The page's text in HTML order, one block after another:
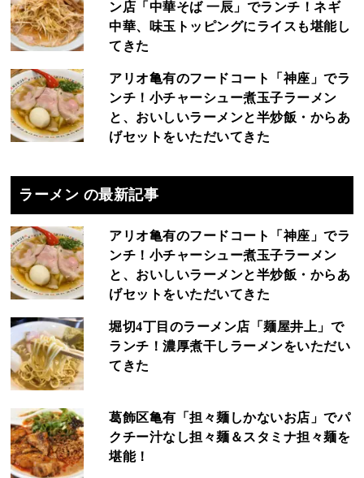
ン店「中華そば 一辰」でランチ！ネギ
中華、味玉トッピングにライスも堪能し
てきた
アリオ亀有のフードコート「神座」でラ
ンチ！小チャーシュー煮玉子ラーメン
と、おいしいラーメンと半炒飯・からあ
げセットをいただいてきた
ラーメン の最新記事
アリオ亀有のフードコート「神座」でラ
ンチ！小チャーシュー煮玉子ラーメン
と、おいしいラーメンと半炒飯・からあ
げセットをいただいてきた
堀切4丁目のラーメン店「麺屋井上」で
ランチ！濃厚煮干しラーメンをいただい
てきた
葛飾区亀有「担々麺しかないお店」でパ
クチー汁なし担々麺＆スタミナ担々麺を
堪能！